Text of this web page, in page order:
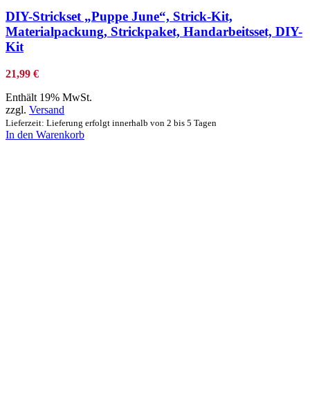
DIY-Strickset „Puppe June“, Strick-Kit,
Materialpackung, Strickpaket, Handarbeitsset, DIY-
Kit
21,99 €
Enthält 19% MwSt.
zzgl. Versand
Lieferzeit: Lieferung erfolgt innerhalb von 2 bis 5 Tagen
In den Warenkorb